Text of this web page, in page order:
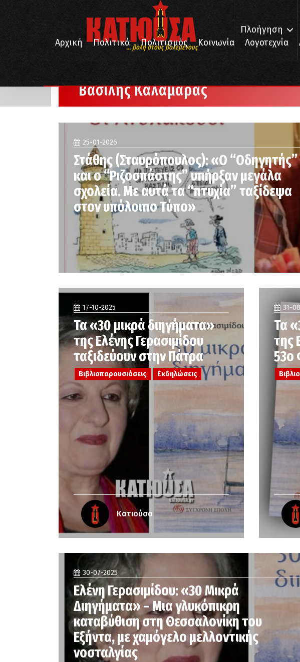
... βολή στους βολεμένους
Πλοήγηση
Αρχική
Πολιτικά Πολιτισμός Κοινωνία Λογοτεχνία
Βασίλης Καλαμαράς
Βασίλης Καλαμαράς
25-01-2026
Στάθης (Σταυρόπουλος): «Ο “Οδηγητής”
και ο “Ριζοσπάστης” υπήρξαν μεγάλα
σχολεία. Με αυτά τα “πτυχία” ταξίδεψα
στον υπόλοιπο Τύπο»
17-10-2025
Τα «30 μικρά διηγήματα»
της Ελένης Γερασιμίδου
ταξιδεύουν στην Πάτρα
Βιβλιοπαρουσιάσεις Εκδηλώσεις
Κατιούσα
31-
Τα
της
53ο
30-07-2025
Ελένη Γερασιμίδου: «30 Μικρά
Διηγήματα» – Μια γλυκόπικρη
καταβύθιση στη Θεσσαλονίκη του
Εξήντα, με χαμόγελο μελλοντικής
νοσταλγίας